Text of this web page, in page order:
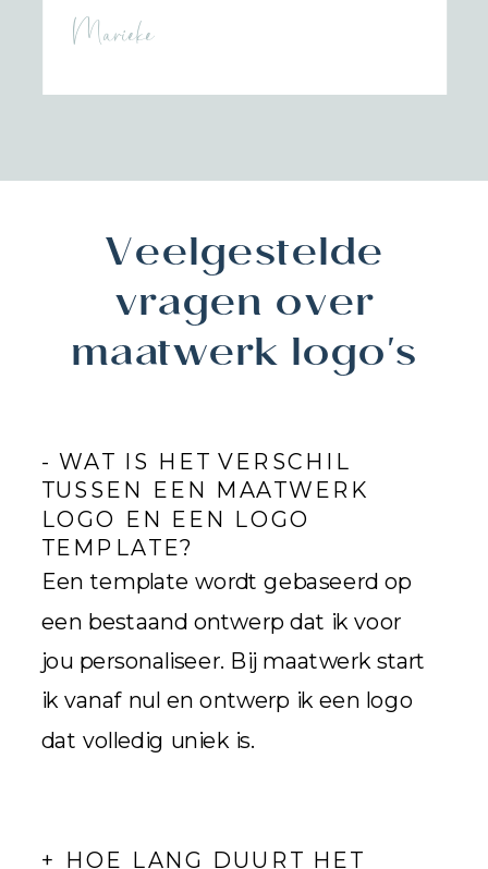
Marieke
+ HOE LANG DUURT HET
Een template wordt gebaseerd op
een bestaand ontwerp dat ik voor
jou personaliseer. Bij maatwerk start
ik vanaf nul en ontwerp ik een logo
dat volledig uniek is.
- WAT IS HET VERSCHIL
TUSSEN EEN MAATWERK
LOGO EN EEN LOGO
TEMPLATE?
Veelgestelde
vragen over
maatwerk logo's